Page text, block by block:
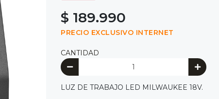
$ 189.990
PRECIO EXCLUSIVO INTERNET
CANTIDAD
LUZ DE TRABAJO LED MILWAUKEE 18V.